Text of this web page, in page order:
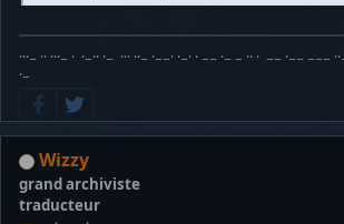
···− ·· ···− · ·−·· ·− ··· ··− ·−−· ·−· · −− ·− − ·· · −− ·−− −−− ··−
·−
Wizzy
grand archiviste
traducteur